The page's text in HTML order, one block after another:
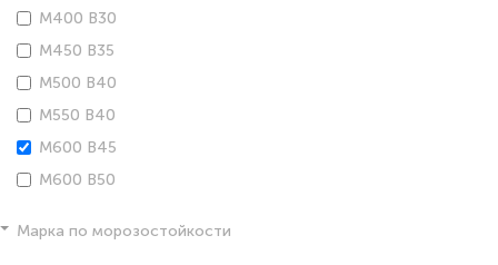
М400 В30
М450 В35
М500 В40
М550 В40
М600 В45
М600 В50
Марка по морозостойкости